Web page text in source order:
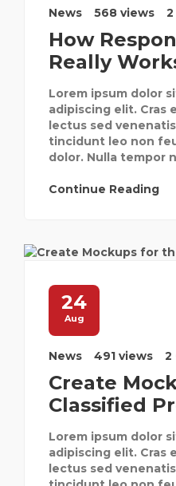
News 568 views
How
Really
Lorem ipsum dolor
adipiscing elit. Cras
lectus sed
tincidunt leo non
dolor. Nulla tempor
Continue Reading
24
Aug
News 491 views 2
Create
Classified
Lorem ipsum dolor
adipiscing elit. Cras
lectus sed